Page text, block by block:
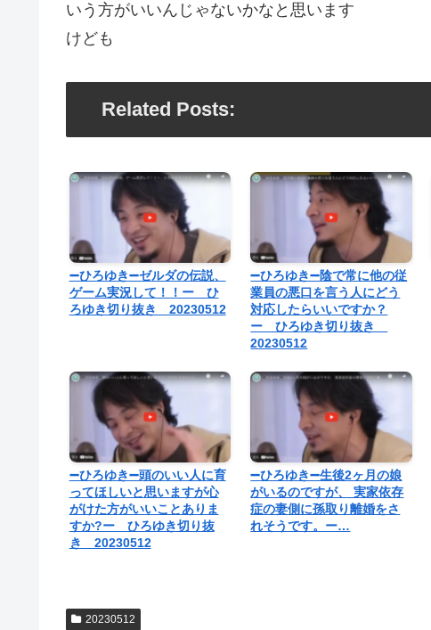
いう方がいいんじゃないかなと思います
けども
Related Posts:
➖ひろゆき➖ゼルダの伝説、
ゲーム実況して！！ー ひ
ろゆき切り抜き 20230512
➖ひろゆき➖陰で常に他の従
業員の悪口を言う人にどう
対応したらいいですか？
ー ひろゆき切り抜き
20230512
➖ひろゆき➖頭のいい人に育
ってほしいと思いますが心
がけた方がいいことありま
すか?ー ひろゆき切り抜
き 20230512
➖ひろゆき➖生後2ヶ月の娘
がいるのですが、 実家依存
症の妻側に孫取り離婚をさ
れそうです。ー…
20230512